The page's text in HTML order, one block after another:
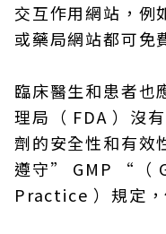
交互作用網站，
或藥局網站都可免
臨床醫生和患者也
理局（ FDA ）沒
劑的安全性和有效
遵守” GMP “（
Practice ）規定，